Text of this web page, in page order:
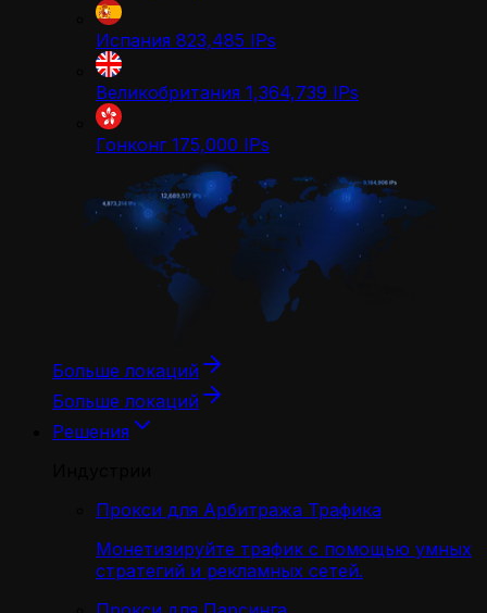
Испания 823,485 IPs
Великобритания 1,364,739 IPs
Гонконг 175,000 IPs
Больше локаций
Больше локаций
Решения
Прокси для Арбитража Трафика
Монетизируйте трафик с помощью умных
стратегий и рекламных сетей.